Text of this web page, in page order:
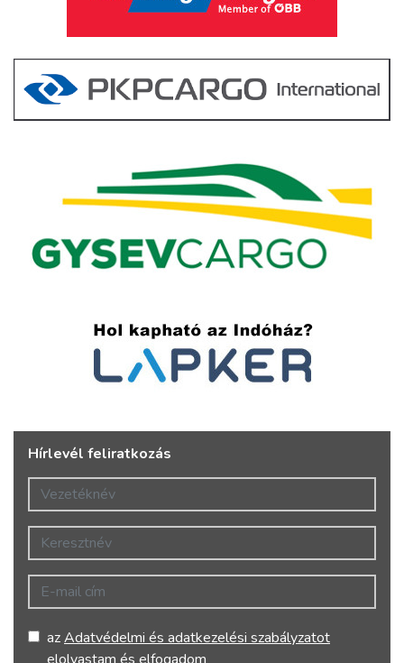
Hírlevél feliratkozás
Vezetéknév
Keresztnév
E-mail cím
azAdatvédelmi és adatkezelési szabályzatot